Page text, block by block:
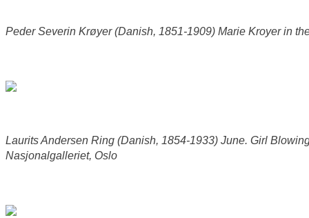
Peder Severin Krøyer (Danish, 1851-1909) Marie Kroyer in
Laurits Andersen Ring (Danish, 1854-1933) June. Girl
Nasjonalgalleriet, Oslo